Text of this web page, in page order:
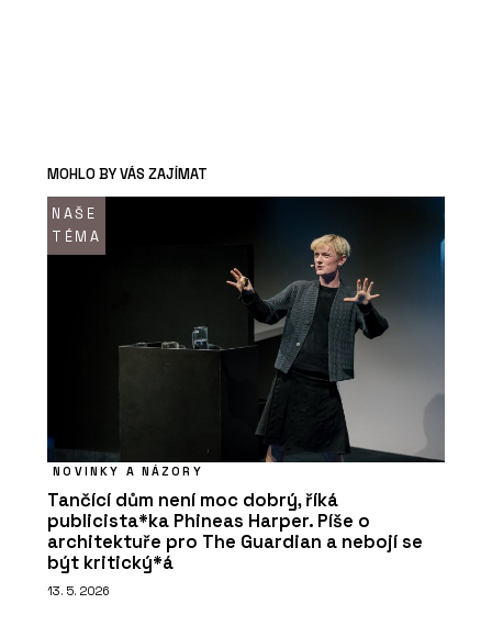
MOHLO BY VÁS ZAJÍMAT
NAŠE
TÉMA
NOVINKY A NÁZORY
Tančící dům není moc dobrý, říká
publicista*ka Phineas Harper. Píše o
architektuře pro The Guardian a nebojí se
být kritický*á
13. 5. 2026